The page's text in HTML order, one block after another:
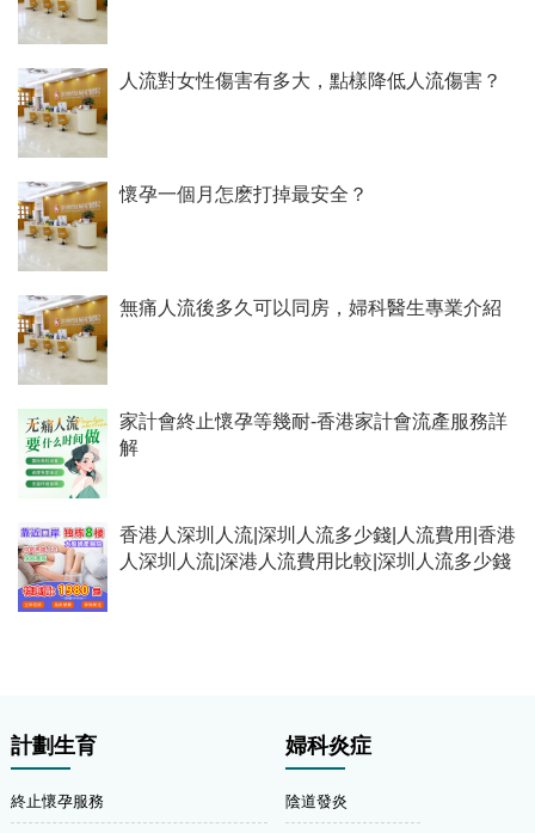
人流對女性傷害有多大，點樣降低人流傷害？
懷孕一個月怎麽打掉最安全？
無痛人流後多久可以同房，婦科醫生專業介紹
家計會終止懷孕等幾耐-香港家計會流產服務詳
解
香港人深圳人流|深圳人流多少錢|人流費用|香港
人深圳人流|深港人流費用比較|深圳人流多少錢
計劃生育
終止懷孕服務
婦科炎症
陰道發炎